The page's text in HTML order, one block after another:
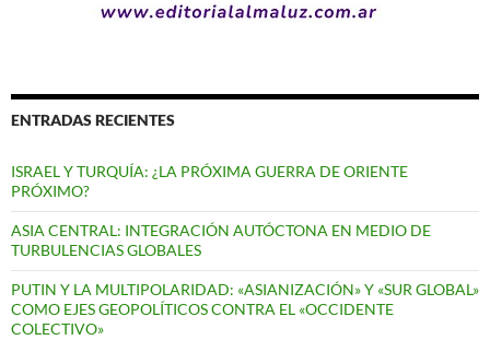
ENTRADAS RECIENTES
ISRAEL Y TURQUÍA: ¿LA PRÓXIMA GUERRA DE ORIENTE
PRÓXIMO?
ASIA CENTRAL: INTEGRACIÓN AUTÓCTONA EN MEDIO DE
TURBULENCIAS GLOBALES
PUTIN Y LA MULTIPOLARIDAD: «ASIANIZACIÓN» Y «SUR GLOBAL»
COMO EJES GEOPOLÍTICOS CONTRA EL «OCCIDENTE
COLECTIVO»